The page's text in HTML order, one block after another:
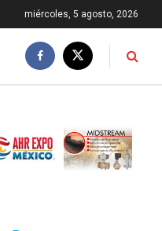
miércoles, 5 agosto, 2026